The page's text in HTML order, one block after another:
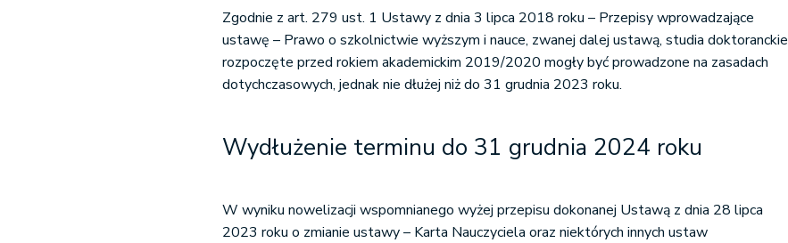
Zgodnie z art. 279 ust. 1 Ustawy z dnia 3 lipca 2018 roku – Przepisy wprowadzające
ustawę – Prawo o szkolnictwie wyższym i nauce, zwanej dalej ustawą, studia doktoranckie
rozpoczęte przed rokiem akademickim 2019/2020 mogły być prowadzone na zasadach
dotychczasowych, jednak nie dłużej niż do 31 grudnia 2023 roku.
Wydłużenie terminu do 31 grudnia 2024 roku
W wyniku nowelizacji wspomnianego wyżej przepisu dokonanej Ustawą z dnia 28 lipca
2023 roku o zmianie ustawy – Karta Nauczyciela oraz niektórych innych ustaw